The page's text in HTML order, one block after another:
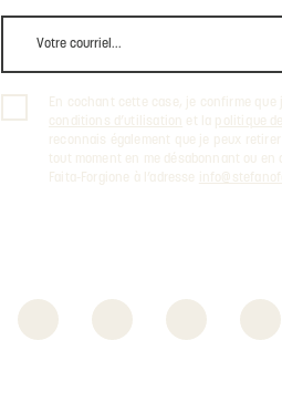
En cochant cette case, je confirme que
conditions d’utilisation et la politique
reconnais également que je peux
tout moment en me désabonnant ou
Faita-Forgione à l’adresse